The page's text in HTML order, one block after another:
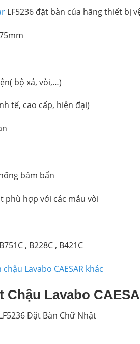
LF5236 đặt bàn của hãng thiết bị
bộ xả, vòi,…)
tế, cao cấp, hiện đại)
bám bẩn
phù hợp với các mẫu vòi
, B228C , B421C
Lavabo CAESAR khác
Chậu Lavabo